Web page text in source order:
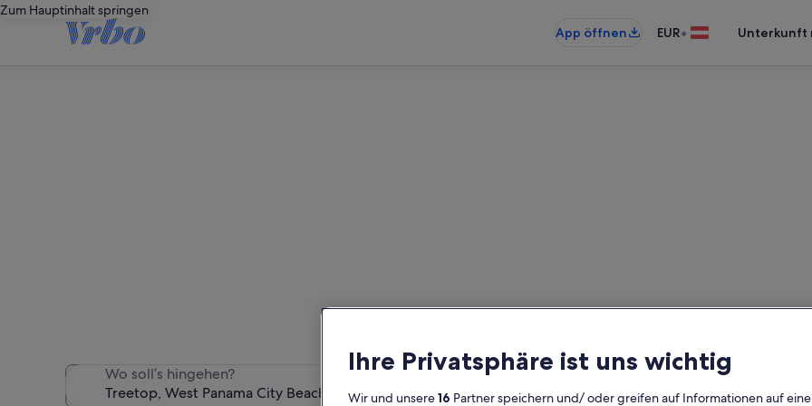
Zum Hauptinhalt springen
App öffnen
EUR• Unterkunft
Wir haben 1.477 Ferienunterkünfte gefunden. Bitte gib
Wo soll’s hingehen? Daten
2
Ihre Privatsphäre ist uns wichtig
Wir und unsere16 Partner speichern und/ oder greifen auf Informationen auf